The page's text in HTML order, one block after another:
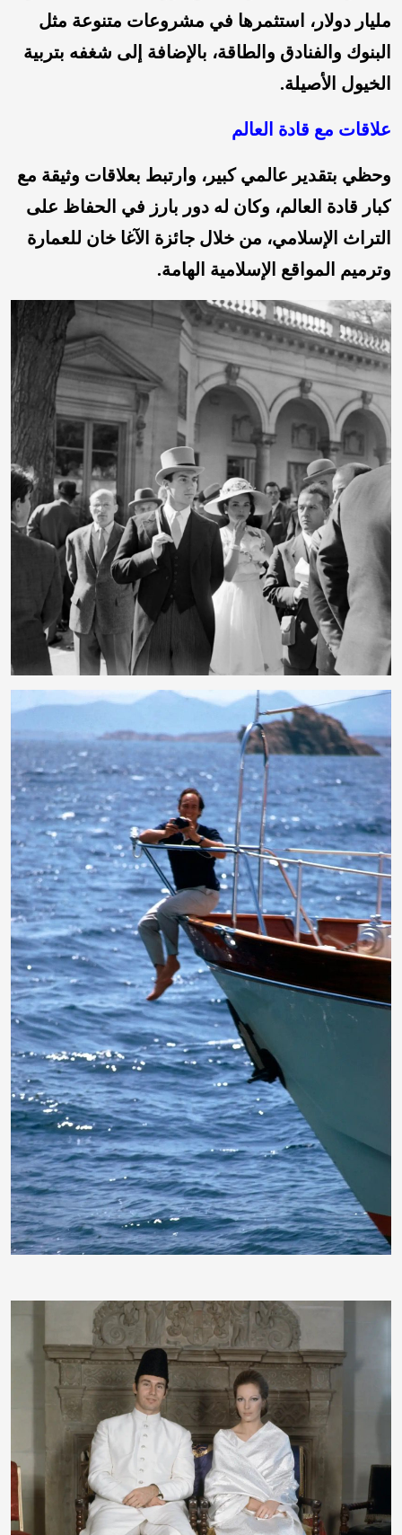
مليار دولار، استثمرها في مشروعات متنوعة مثل
البنوك والفنادق والطاقة، بالإضافة إلى شغفه بتربية
الخيول الأصيلة.
علاقات مع قادة العالم
وحظي بتقدير عالمي كبير، وارتبط بعلاقات وثيقة مع
كبار قادة العالم، وكان له دور بارز في الحفاظ على
التراث الإسلامي، من خلال جائزة الآغا خان للعمارة
وترميم المواقع الإسلامية الهامة.